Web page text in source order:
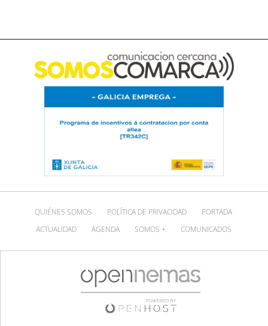
QUIÉNES SOMOS POLÍTICA DE PRIVACIDAD
PORTADA
ACTUALIDAD
AGENDA SOMOS + COMUNICADOS